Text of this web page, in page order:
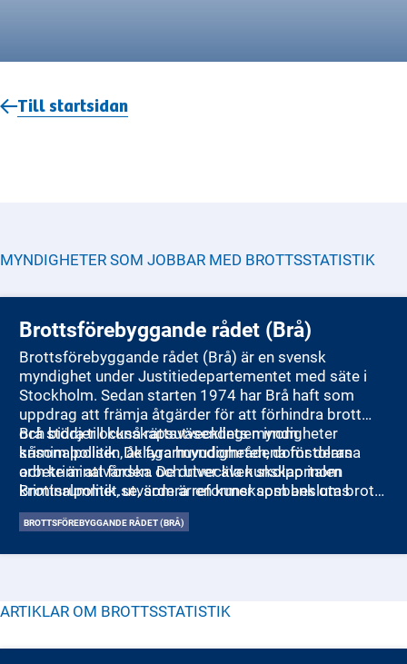
Till startsidan
MYNDIGHETER SOM JOBBAR MED BROTTSSTATISTIK
Brottsförebyggande rådet (Brå)
Brottsförebyggande rådet (Brå) är en svensk
myndighet under Justitiedepartementet med säte i
Stockholm. Sedan starten 1974 har Brå haft som
uppdrag att främja åtgärder för att förhindra brott
och bidra till kunskapsutvecklingen inom
kriminalpolitik. De fyra huvudområdena för deras
arbete är att forska och utveckla kunskap inom
kriminalpolitik, utvärdera reformer som beslutas
politiskt, producera brottsstatistik och stödja lokalt
brottsförebyggande arbete.
Brå stödjer också rättsväsendets myndigheter
såsom polisen, åklagarmyndigheten, domstolarna
och kriminalvården. De driver även skolportalen
Brottsrummet.se, som är en kunskapsbank om brott
och brottslighet riktad till ungdomar. Inom Brå finns
också Center mot våldsbejakande extremism, som
BROTTSFÖREBYGGANDE RÅDET (BRÅ)
ARTIKLAR OM BROTTSSTATISTIK